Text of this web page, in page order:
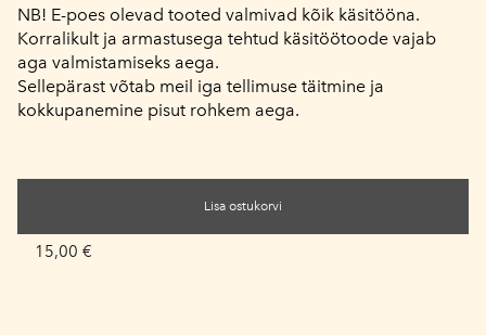
NB! E-poes olevad tooted valmivad kõik käsitööna.
Korralikult ja armastusega tehtud käsitöötoode vajab
aga valmistamiseks aega.
Sellepärast võtab meil iga tellimuse täitmine ja
kokkupanemine pisut rohkem aega.
Lisa ostukorvi
15,00 €